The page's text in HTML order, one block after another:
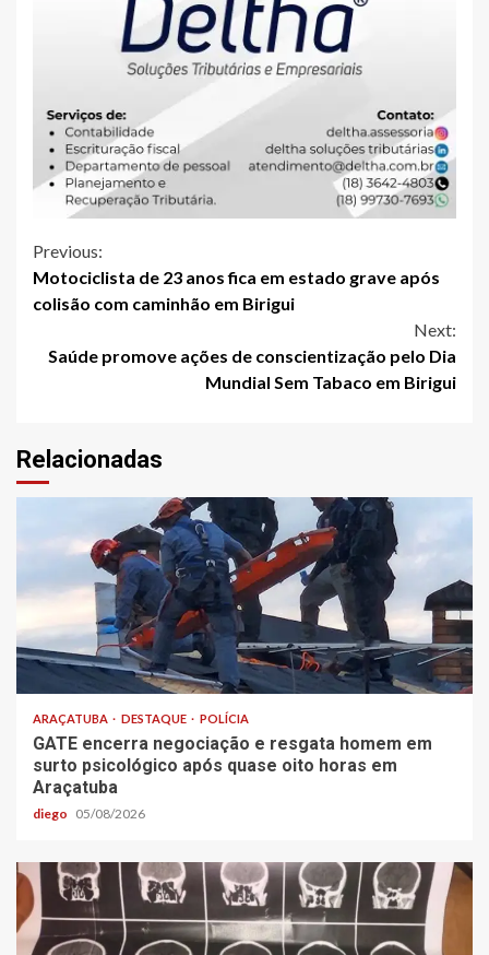
Continue
Reading
Previous:
Motociclista de 23 anos fica em estado grave após
colisão com caminhão em Birigui
Next:
Saúde promove ações de conscientização pelo Dia
Mundial Sem Tabaco em Birigui
Relacionadas
ARAÇATUBA DESTAQUE POLÍCIA
GATE encerra negociação e resgata homem em
surto psicológico após quase oito horas em
Araçatuba
diego 05/08/2026